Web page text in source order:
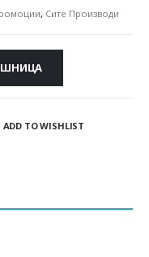
, Сите Производи
ADD TO WISHLIST